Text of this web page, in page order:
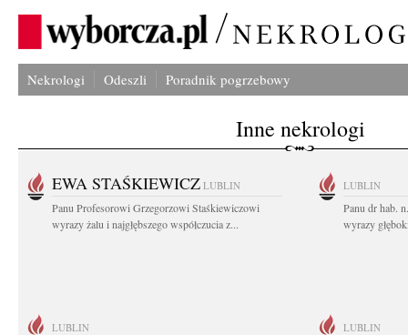
Nekrologi Odeszli Poradnik pogrzebowy
Inne nekrologi
EWA STAŚKIEWICZ LUBLIN
Panu Profesorowi Grzegorzowi Staśkiewiczowi
wyrazy żalu i najgłębszego współczucia z...
LUBLIN
Panu dr hab.
wyrazy
LUBLIN LUBLIN